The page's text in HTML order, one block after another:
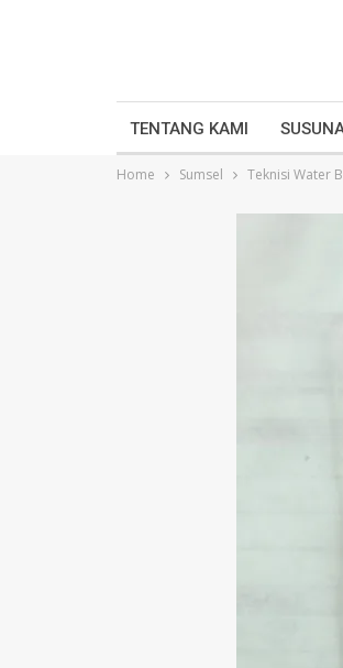
TENTANG KAMI
Home Sumsel Teknisi Water